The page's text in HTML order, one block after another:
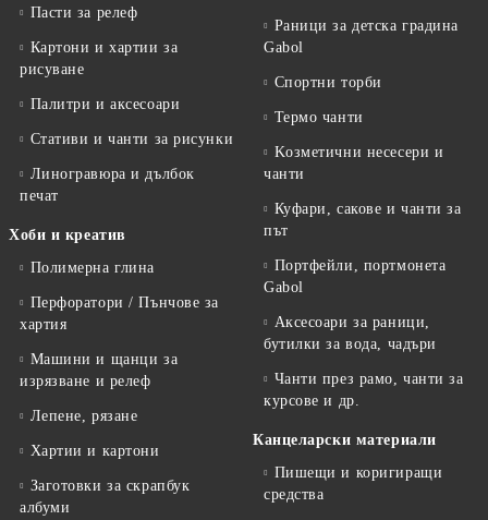
Пасти за релеф
Картони и хартии за
рисуване
Палитри и аксесоари
Стативи и чанти за рисунки
Линогравюра и дълбок
печат
Хоби и креатив
Полимерна глина
Перфоратори / Пънчове за
хартия
Машини и щанци за
изрязване и релеф
Лепене, рязане
Хартии и картони
Заготовки за скрапбук
албуми
Раници за детска градина
Gabol
Спортни торби
Термо чанти
Kозметични несесери и
чанти
Куфари, сакове и чанти за
път
Портфейли, портмонета
Gabol
Аксесоари за раници,
бутилки за вода, чадъри
Чанти през рамо, чанти за
курсове и др.
Канцеларски материали
Пишещи и коригиращи
средства